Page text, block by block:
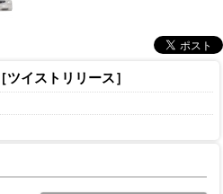
イストリリース］